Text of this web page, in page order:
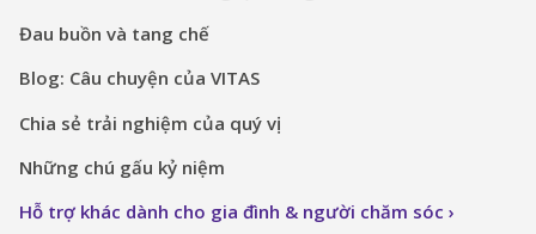
Đau buồn và tang chế
Blog: Câu chuyện của VITAS
Chia sẻ trải nghiệm của quý vị
Những chú gấu kỷ niệm
Hỗ trợ khác dành cho gia đình & người chăm sóc